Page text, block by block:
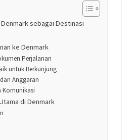
sebagai Destinasi
ke Denmark
Perjalanan
untuk Berkunjung
Anggaran
Komunikasi
di Denmark